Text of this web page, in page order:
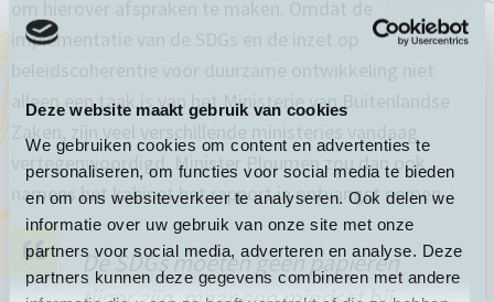
Deze website maakt gebruik van cookies
We gebruiken cookies om content en advertenties te
personaliseren, om functies voor social media te bieden
en om ons websiteverkeer te analyseren. Ook delen we
informatie over uw gebruik van onze site met onze
partners voor social media, adverteren en analyse. Deze
partners kunnen deze gegevens combineren met andere
implementatie van de SDGs en de inzet op
beleidscoherentie voor duurzame ontwikkeling niet
alleen een taak is van het Ministerie van Buitenlandse
vertegenwoordigd. Minister Ploumen zou dan ook
namens het kabinet het rapport in ontvangst nemen.
De SDGs moeten geen papieren